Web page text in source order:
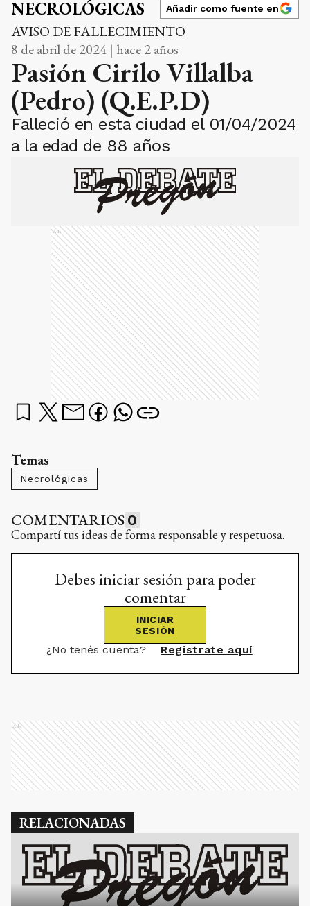
NECROLÓGICAS Añadir como fuente en
AVISO DE FALLECIMIENTO
8 de abril de 2024 | hace 2 años
Pasión Cirilo Villalba
(Pedro) (Q.E.P.D)
Falleció en esta ciudad el 01/04/2024
a la edad de 88 años
Ads
Temas
Necrológicas
COMENTARIOS 0
Compartí tus ideas de forma responsable y respetuosa.
Debes iniciar sesión para poder
comentar
INICIAR
SESIÓN
¿No tenés cuenta? Registrate aquí
Ads
RELACIONADAS